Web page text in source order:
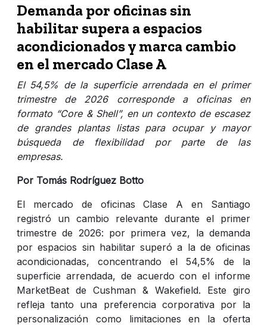
Demanda por oficinas sin
habilitar supera a espacios
acondicionados y marca cambio
en el mercado Clase A
El 54,5% de la superficie arrendada en el primer
trimestre de 2026 corresponde a oficinas en
formato “Core & Shell”, en un contexto de escasez
de grandes plantas listas para ocupar y mayor
búsqueda de flexibilidad por parte de las
empresas.
Por Tomás Rodríguez Botto
El mercado de oficinas Clase A en Santiago
registró un cambio relevante durante el primer
trimestre de 2026: por primera vez, la demanda
por espacios sin habilitar superó a la de oficinas
acondicionadas, concentrando el 54,5% de la
superficie arrendada, de acuerdo con el informe
MarketBeat de Cushman & Wakefield. Este giro
refleja tanto una preferencia corporativa por la
personalización como limitaciones en la oferta